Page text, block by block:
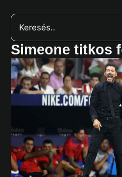
Simeone titkos